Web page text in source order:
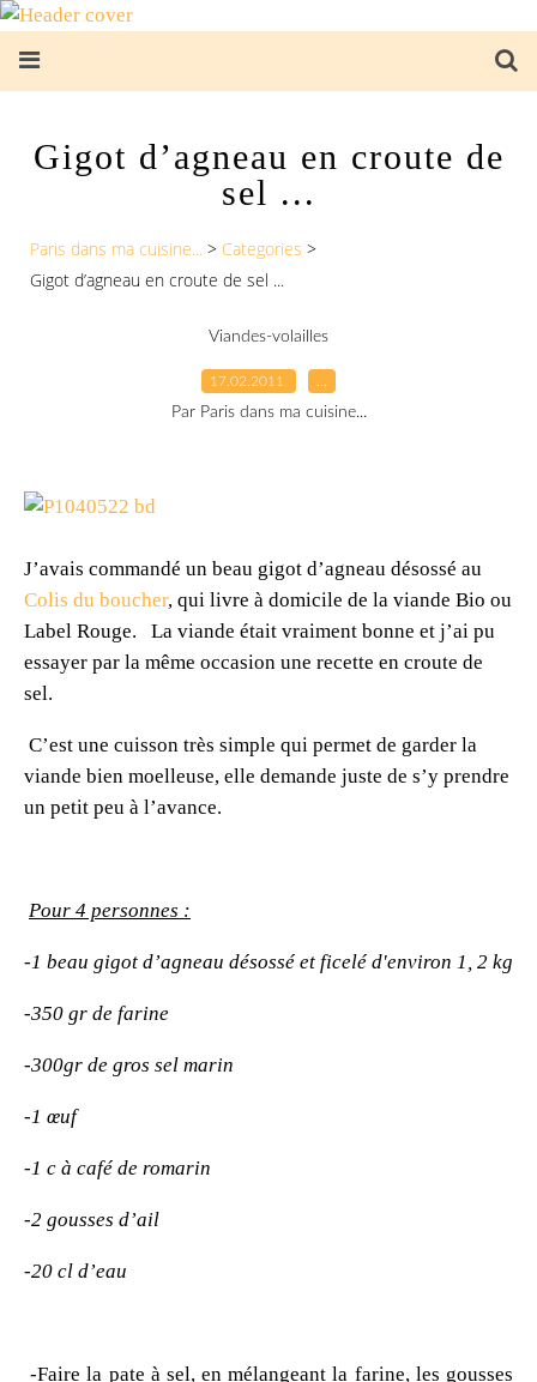
Gigot d’agneau en croute de
sel ...
Paris dans ma cuisine... > Categories >
Gigot d’agneau en croute de sel ...
Viandes-volailles
17.02.2011
Par Paris dans ma cuisine...
J’avais commandé un beau gigot d’agneau désossé au
Colis du boucher, qui livre à domicile de la viande Bio ou
Label Rouge. La viande était vraiment bonne et j’ai pu
essayer par la même occasion une recette en croute de
sel.
C’est une cuisson très simple qui permet de garder la
viande bien moelleuse, elle demande juste de s’y prendre
un petit peu à l’avance.
Pour 4 personnes :
-1 beau gigot d’agneau désossé et ficelé d'environ 1, 2 kg
-350 gr de farine
-300gr de gros sel marin
-1 œuf
-1 c à café de romarin
-2 gousses d’ail
-20 cl d’eau
-Faire la pate à sel, en mélangeant la farine, les gousses